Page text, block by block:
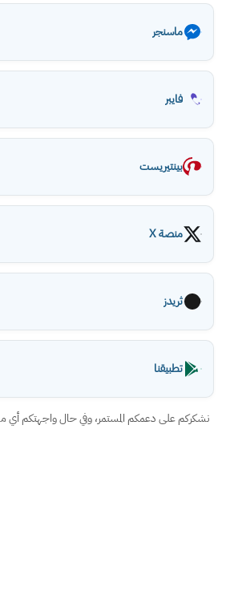
ماسنجر
فايبر
بينتيريست
منصة X
ثريدز
تطبيقنا
نشكركم على دعمكم المستمر، وفي حال واجهتكم أي